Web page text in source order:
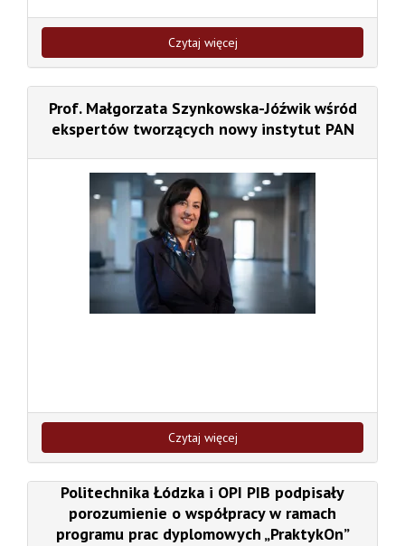
Czytaj więcej
Prof. Małgorzata Szynkowska-Jóźwik wśród
ekspertów tworzących nowy instytut PAN
Czytaj więcej
Politechnika Łódzka i OPI PIB podpisały
porozumienie o współpracy w ramach
programu prac dyplomowych „PraktykOn”